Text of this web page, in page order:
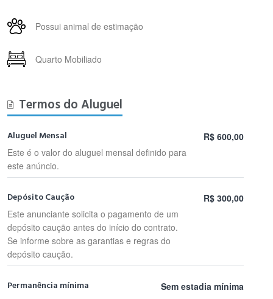
Possui animal de estimação
Quarto Mobiliado
Termos do Aluguel
Aluguel Mensal
Este é o valor do aluguel mensal definido para
este anúncio.
R$ 600,00
Depósito Caução
Este anunciante solicita o pagamento de um
depósito caução antes do início do contrato.
Se informe sobre as garantias e regras do
depósito caução.
R$ 300,00
Permanência mínima
Sem estadia mínima